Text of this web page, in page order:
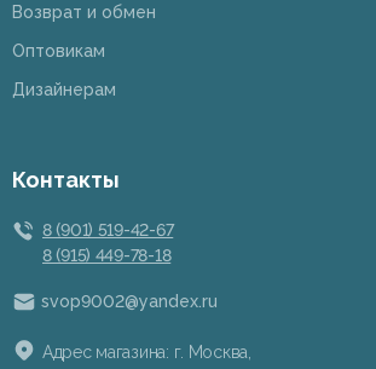
Возврат и обмен
Оптовикам
Дизайнерам
Контакты
8 (901) 519-42-67
8 (915) 449-78-18
svop9002@yandex.ru
Адрес магазина: г. Москва,